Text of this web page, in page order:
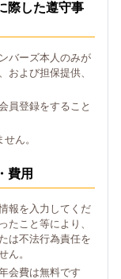
際した遵守事
バーズ本人のみが
および担保提供、
員登録をすること
ん。
費用
報を入力してくだ
たこと等により、
は不法行為責任を
ん。
会費は無料です